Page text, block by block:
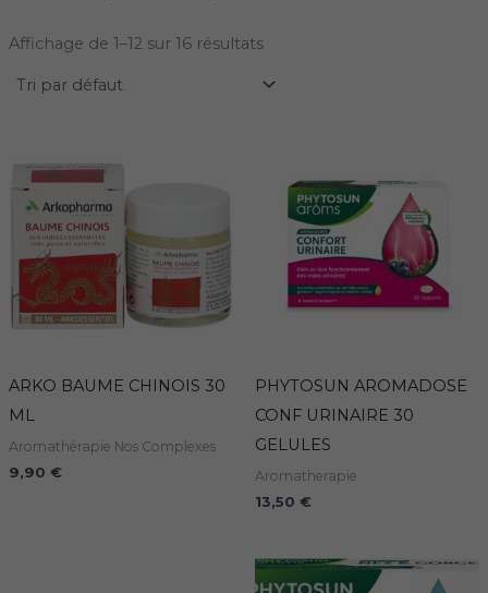
Affichage de 1–12 sur 16 résultats
ARKO BAUME CHINOIS 30
ML
Aromathérapie Nos Complexes
9,90 €
PHYTOSUN AROMADOSE
CONF URINAIRE 30
GELULES
Aromatherapie
13,50 €